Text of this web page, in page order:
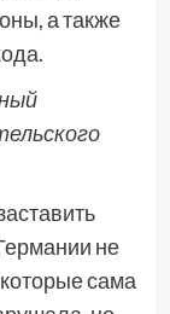
а также
не
сама